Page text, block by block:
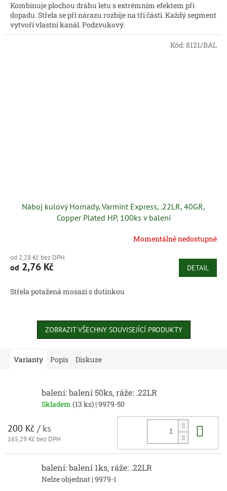
Kombinuje plochou dráhu letu s extrémním efektem při
dopadu. Střela se při nárazu rozbije na tři části. Každý segment
vytvoří vlastní kanál. Podzvukový.
Náboj kulový Hornady, Varmint Express, .22LR, 40GR,
Copper Plated HP, 100ks v balení
Momentálně nedostupné
od 2,28 Kč bez DPH
od 2,76 Kč DETAIL
Střela potažená mosazí s dutinkou
Kód:8121/BAL
ZOBRAZIT VŠECHNY SOUVISEJÍCÍ PRODUKTY
Varianty Popis Diskuze
balení: balení 50ks, ráže: .22LR
Skladem (13 ks) | 9979-50
200 Kč / ks
165,29 Kč bez DPH
balení: balení 1ks, ráže: .22LR
Nelze objednat | 9979-1